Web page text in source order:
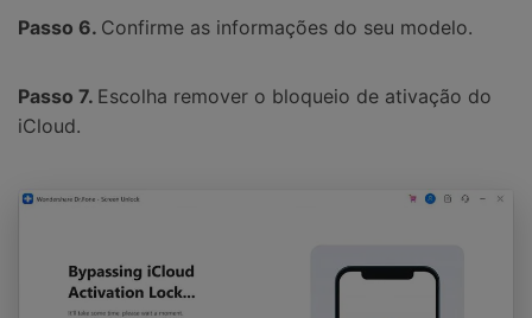
Passo 6. Confirme as informações do seu modelo.
Passo 7. Escolha remover o bloqueio de ativação do
iCloud.